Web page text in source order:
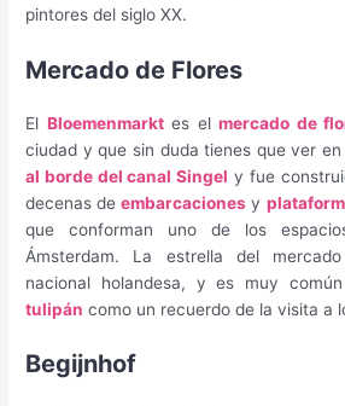
pintores del siglo XX.
Mercado de Flores
El Bloemenmarktes elmercado de
ciudad y que sin duda tienes que ver
al borde del canal Singel y fue
decenas deembarcaciones y
que conforman uno de los
Ámsterdam. La estrella del
nacional holandesa, y es muy
tulipán como un recuerdo de la visita a
Begijnhof